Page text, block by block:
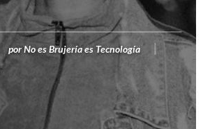
porNo es Brujería es Tecnología